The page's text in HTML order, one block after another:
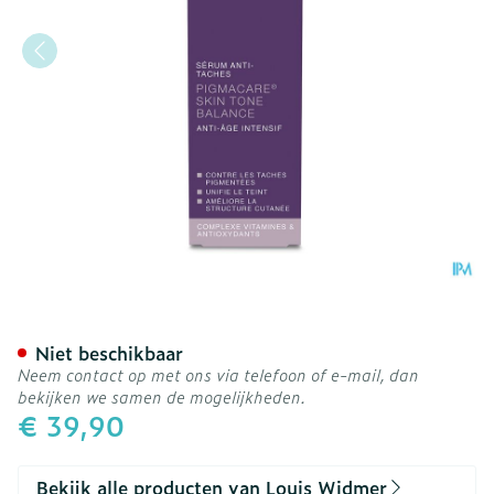
€ 39,90
Niet beschikbaar
Neem contact op met ons via telefoon of e-mail, dan
bekijken we samen de mogelijkheden.
Bekijk alle producten van Louis Widmer